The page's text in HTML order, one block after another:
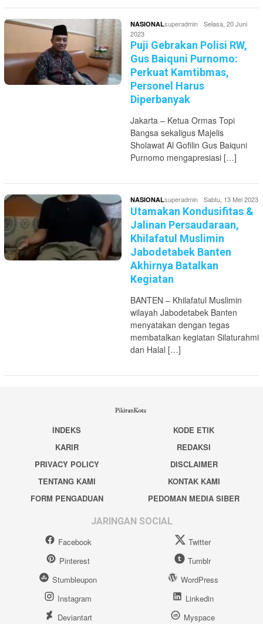
NASIONALsuperadmin
Selasa, 20 Juni
2023
Puji Gebrakan Polisi RW,
Gus Baiquni Purnomo:
Perkuat Kamtibmas,
Personel Harus
Diperbanyak
Jakarta – Ketua Ormas Topi
Bangsa sekaligus Majelis
Sholawat Al Gofilin Gus Baiquni
Purnomo mengapresiasi […]
NASIONALsuperadmin Sabtu, 13 Mei 2023
Utamakan Kondusifitas &
Jalinan Persaudaraan,
Khilafatul Muslimin
Jabodetabek Banten
Akhirnya Batalkan
Kegiatan
BANTEN – Khilafatul Muslimin
wilayah Jabodetabek Banten
menyatakan dengan tegas
membatalkan kegiatan Silaturahmi
dan Halal […]
INDEKS
KODE ETIK
KARIR
REDAKSI
PRIVACY POLICY
DISCLAIMER
TENTANG KAMI
KONTAK KAMI
FORM PENGADUAN
PEDOMAN MEDIA SIBER
JARINGAN SOCIAL
Facebook
Twitter
Pinterest
Tumblr
Stumbleupon
WordPress
Instagram
Linkedin
Deviantart
Myspace